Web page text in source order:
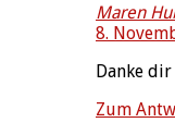
Maren
8.
Danke dir
Zum